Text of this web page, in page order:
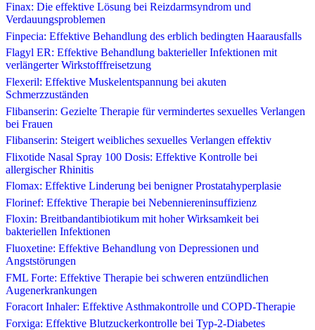
Finax: Die effektive Lösung bei Reizdarmsyndrom und
Verdauungsproblemen
Finpecia: Effektive Behandlung des erblich bedingten Haarausfalls
Flagyl ER: Effektive Behandlung bakterieller Infektionen mit
verlängerter Wirkstofffreisetzung
Flexeril: Effektive Muskelentspannung bei akuten
Schmerzzuständen
Flibanserin: Gezielte Therapie für vermindertes sexuelles Verlangen
bei Frauen
Flibanserin: Steigert weibliches sexuelles Verlangen effektiv
Flixotide Nasal Spray 100 Dosis: Effektive Kontrolle bei
allergischer Rhinitis
Flomax: Effektive Linderung bei benigner Prostatahyperplasie
Florinef: Effektive Therapie bei Nebenniereninsuffizienz
Floxin: Breitbandantibiotikum mit hoher Wirksamkeit bei
bakteriellen Infektionen
Fluoxetine: Effektive Behandlung von Depressionen und
Angststörungen
FML Forte: Effektive Therapie bei schweren entzündlichen
Augenerkrankungen
Foracort Inhaler: Effektive Asthmakontrolle und COPD-Therapie
Forxiga: Effektive Blutzuckerkontrolle bei Typ-2-Diabetes